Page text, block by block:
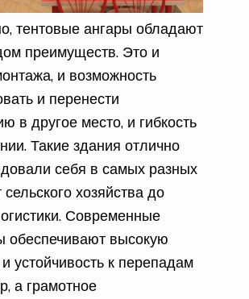
тентовые ангары обладают
преимуществ. Это и
и возможность
и перенести
в другое место, и гибкость
Такие здания отлично
себя в самых разных
хозяйства до
Современные
обеспечивают высокую
устойчивость к перепадам
а грамотное